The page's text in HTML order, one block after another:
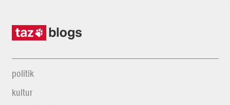
politik
kultur